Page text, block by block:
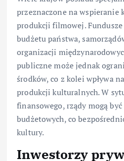
przeznaczone na wspieranie
produkcji filmowej.
budżetu państwa,
organizacji
publiczne może jednak
środków, co z kolei wpływa
produkcji kulturalnych. W
finansowego, rządy mogą
budżetowych, co
kultury.
Inwestorzy